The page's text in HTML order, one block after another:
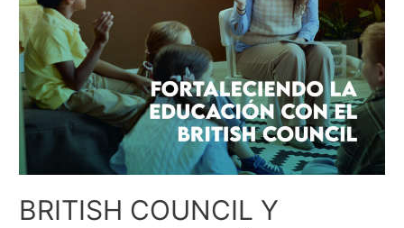
BRITISH COUNCIL Y